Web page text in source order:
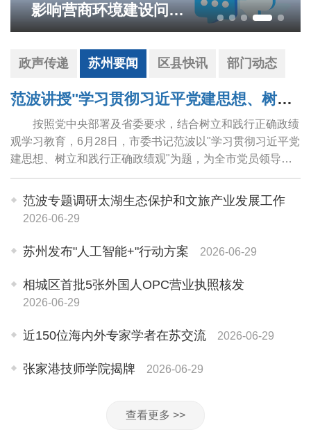
影响营商环境建设问题线索征集
政声传递 苏州要闻 区县快讯 部门动态
范波讲授"学习贯彻习近平党建思想、树立和践行正确政绩观"专题党课
按照党中央部署及省委要求，结合树立和践行正确政绩
观学习教育，6月28日，市委书记范波以"学习贯彻习近平党
建思想、树立和践行正确政绩观"为题，为全市党员领导干
部讲授专题党课。他强调，要坚持用习近平党建思想武装头
脑、指导实践、推动工作，牢固树立和践...
范波专题调研太湖生态保护和文旅产业发展工作
2026-06-29
苏州发布"人工智能+"行动方案 2026-06-29
相城区首批5张外国人OPC营业执照核发
2026-06-29
近150位海内外专家学者在苏交流 2026-06-29
张家港技师学院揭牌 2026-06-29
查看更多 >>